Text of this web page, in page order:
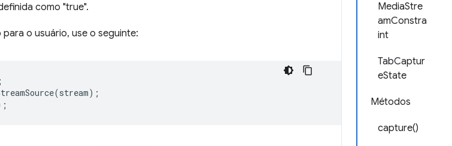
MediaStre
amConstra
int
TabCaptur
eState
Métodos
capture()
como "true".
o usuário, use o seguinte:
(stream);